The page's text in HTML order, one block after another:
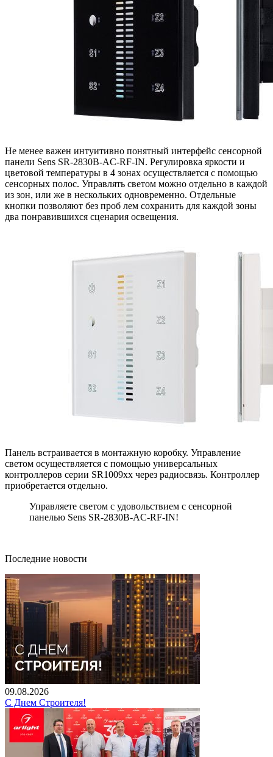
Не менее важен интуитивно понятный интерфейс сенсорной
панели Sens SR-2830B-AC-RF-IN. Регулировка яркости и
цветовой температуры в 4 зонах осуществляется с помощью
сенсорных полос. Управлять светом можно отдельно в каждой
из зон, или же в нескольких одновременно. Отдельные
кнопки позволяют без проб лем сохранить для каждой зоны
два понравившихся сценария освещения.
Панель встраивается в монтажную коробку. Управление
светом осуществляется с помощью универсальных
контроллеров серии SR1009xx через радиосвязь. Контроллер
приобретается отдельно.
Управляете светом с удовольствием с сенсорной
панелью Sens SR-2830B-AC-RF-IN!
Последние новости
09.08.2026
С Днем Строителя!